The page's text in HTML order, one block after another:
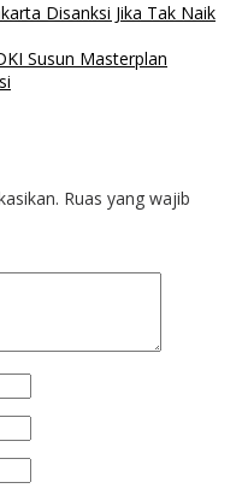
Disanksi Jika Tak Naik
Susun Masterplan
Ruas yang wajib